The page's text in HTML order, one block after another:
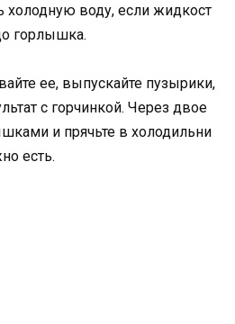
холодную воду, если жидкост
горлышка.
ее, выпускайте пузырики,
с горчинкой. Через двое
и прячьте в холодильни
есть.